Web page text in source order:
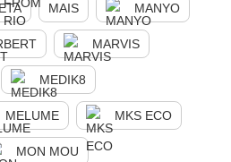
MAIS MANYO
MARVIS
MEDIK8
MELUME MKS ECO
MON MOU